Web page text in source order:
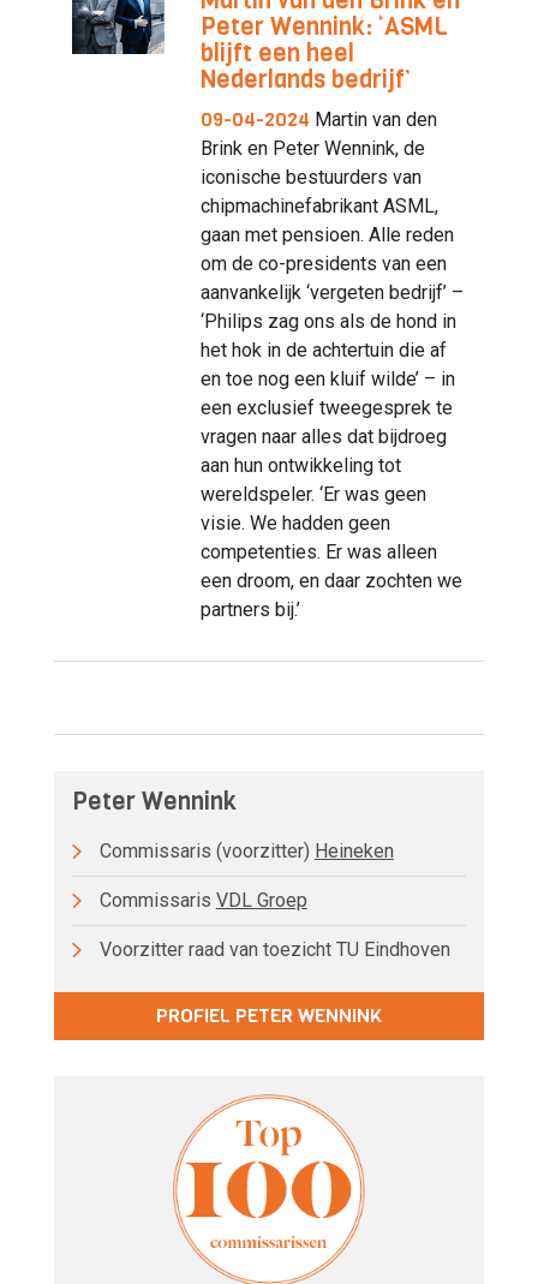
Peter Wennink: ‘ASML
blijft een heel
Nederlands bedrijf’
09-04-2024 Martin van den
Brink en Peter Wennink, de
iconische bestuurders van
chipmachinefabrikant ASML,
gaan met pensioen. Alle reden
om de co-presidents van een
aanvankelijk ‘vergeten bedrijf’ –
‘Philips zag ons als de hond in
het hok in de achtertuin die af
en toe nog een kluif wilde’ – in
een exclusief tweegesprek te
vragen naar alles dat bijdroeg
aan hun ontwikkeling tot
wereldspeler. ‘Er was geen
visie. We hadden geen
competenties. Er was alleen
een droom, en daar zochten we
partners bij.’
Peter Wennink
Commissaris (voorzitter) Heineken
Commissaris VDL Groep
Voorzitter raad van toezicht TU Eindhoven
PROFIEL PETER WENNINK